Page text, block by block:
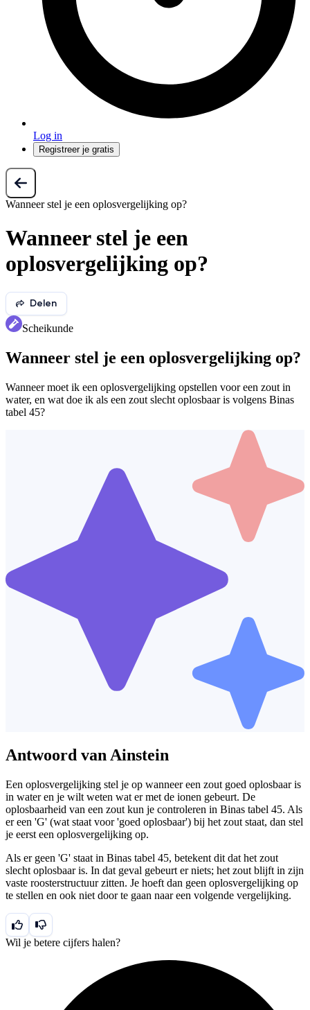
Log in
Registreer je gratis
Wanneer stel je een oplosvergelijking op?
Wanneer stel je een
oplosvergelijking op?
Delen
Scheikunde
Wanneer stel je een oplosvergelijking op?
Wanneer moet ik een oplosvergelijking opstellen voor een zout in
water, en wat doe ik als een zout slecht oplosbaar is volgens Binas
tabel 45?
Antwoord van Ainstein
Een oplosvergelijking stel je op wanneer een zout goed oplosbaar is
in water en je wilt weten wat er met de ionen gebeurt. De
oplosbaarheid van een zout kun je controleren in Binas tabel 45. Als
er een 'G' (wat staat voor 'goed oplosbaar') bij het zout staat, dan stel
je eerst een oplosvergelijking op.
Als er geen 'G' staat in Binas tabel 45, betekent dit dat het zout
slecht oplosbaar is. In dat geval gebeurt er niets; het zout blijft in zijn
vaste roosterstructuur zitten. Je hoeft dan geen oplosvergelijking op
te stellen en ook niet door te gaan naar een volgende vergelijking.
Wil je betere cijfers halen?